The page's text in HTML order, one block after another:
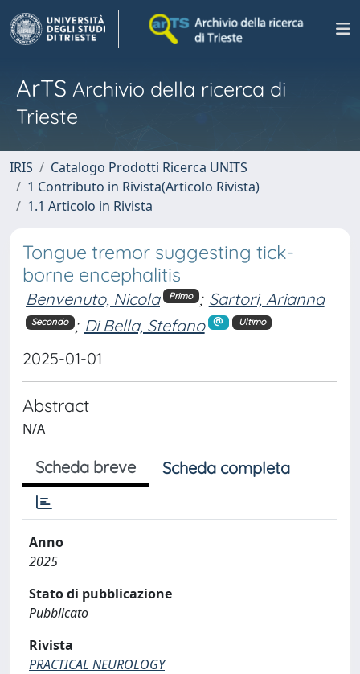
ArTS Archivio della ricerca di
Trieste
IRIS
Catalogo Prodotti Ricerca UNITS
1 Contributo in Rivista(Articolo Rivista)
1.1 Articolo in Rivista
Tongue tremor suggesting tick-
borne encephalitis
Benvenuto, Nicola Primo ; Sartori, Arianna
Secondo ; Di Bella, Stefano Ultimo
2025-01-01
Abstract
N/A
Scheda breve Scheda completa
Anno
2025
Stato di pubblicazione
Pubblicato
Rivista
PRACTICAL NEUROLOGY